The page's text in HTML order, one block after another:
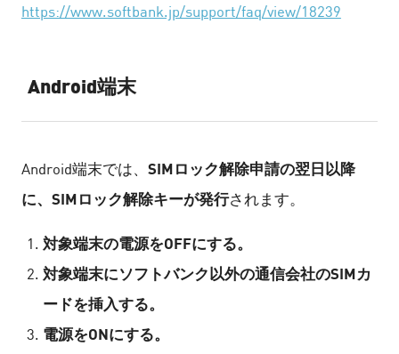
https://www.softbank.jp/support/faq/view/18239
Android端末
Android端末では、 SIMロック解除申請の翌日以降
に、SIMロック解除キーが発行されます。
対象端末の電源をOFFにする。
対象端末にソフトバンク以外の通信会社のSIMカ
ードを挿入する。
電源をONにする。